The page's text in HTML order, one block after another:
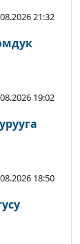
21:32
19:02
18:50